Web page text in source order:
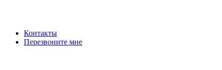
Контакты
Перезвоните мне